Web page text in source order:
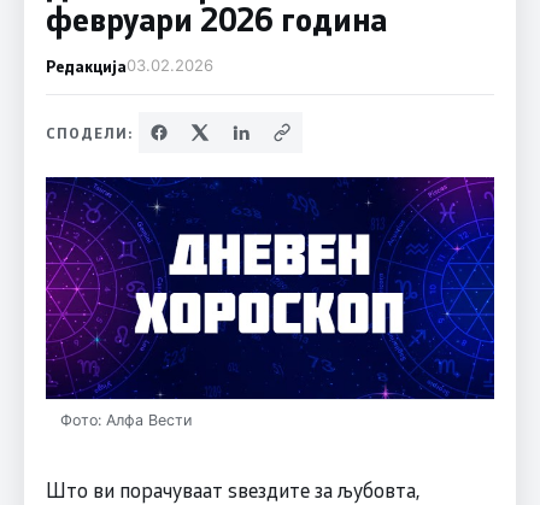
февруари 2026 година
Редакција03.02.2026
СПОДЕЛИ:
Фото: Алфа Вести
Што ви порачуваат ѕвездите за љубовта,